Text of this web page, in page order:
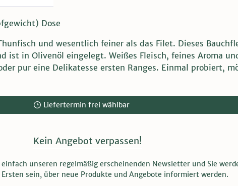
Dose
und wesentlich feiner als das Filet. Dieses
in Olivenöl eingelegt. Weißes Fleisch, feines Aroma
pur eine Delikatesse ersten Ranges. Einmal probiert,
Liefertermin frei wählbar
Kein Angebot verpassen!
unseren regelmäßig erscheinenden Newsletter und Sie
sein, über neue Produkte und Angebote informiert werden.